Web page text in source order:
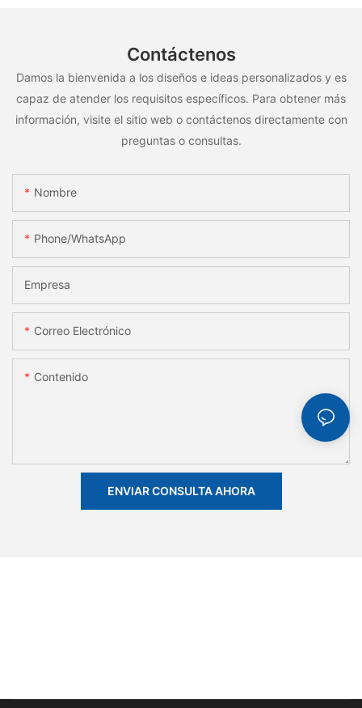
Contáctenos
Damos la bienvenida a los diseños e ideas personalizados y es
capaz de atender los requisitos específicos. Para obtener más
información, visite el sitio web o contáctenos directamente con
preguntas o consultas.
Nombre
Phone/whatsApp
Empresa
Correo Electrónico
Contenido
ENVIAR CONSULTA AHORA